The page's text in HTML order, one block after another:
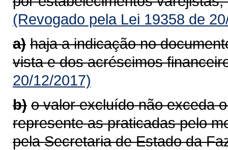
(Revogado pela Lei 19358 de
a) haja a indicação no
vista e dos acréscimos
20/12/2017)
b) o valor excluído não exceda
represente as praticadas pelo
pela Secretaria de Estado da